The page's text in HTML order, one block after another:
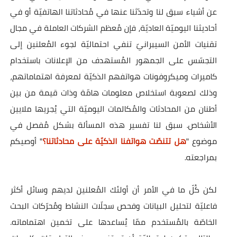
عن أشياء سبق لنا وتحدّثنا عنها في مُحادثاتنا الهاتفيّة أو في
أحاديثنا اليوميّة العاديّة، فإن مُعظم الشركات العاملة في مجال
تقنيات الأمن السيبرانيّ تنفي احتماليّة لجوء المُعلنين إلى
التجسّس على الجمهور المُستهدف من الإعلانات باستخدام
كاميرات وميكروفونات هواتفهم الذكيّة لمعرفة اهتماماتهم،
وذلك لصعوبة استخلاص معلومات هامّة وذات قيمة من بين
أطنان من المحادثات والمُكالمات اليوميّة التي يُجريها ملايين
الأشخاص. سبق لنا تفسير هذه المسألة بشكل مُفصل في
موضوع "هل تتنصّت هواتفنا الذكيّة على محادثاتنا؟" أوصيكم
بمراجعته.
لكن كُلّ ما في الأمر أن أولئك المُعلنين لديهم وسائل أكثر
فاعليّة لتحليل البيانات وفحص سجلّات النشاط ومُحرّكات البحث
الخاصّة بالمُستخدم ممّا يُساعدها على تخمين اهتماماته.